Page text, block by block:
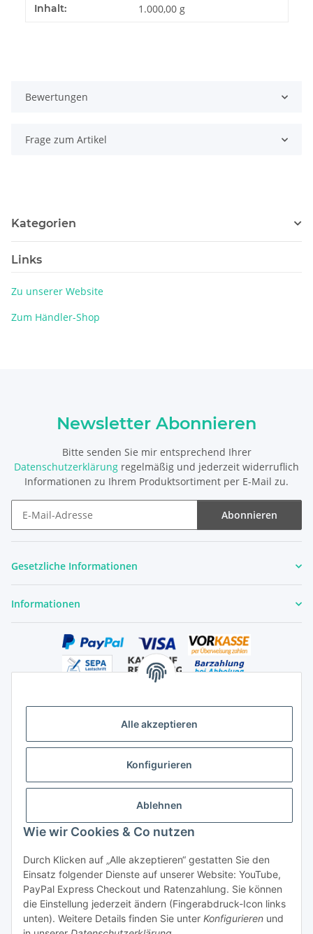
Alle akzeptieren
Konfigurieren
Ablehnen
Wie wir Cookies & Co nutzen
Durch Klicken auf „Alle akzeptieren“ gestatten Sie den
Einsatz folgender Dienste auf unserer Website: YouTube,
PayPal Express Checkout und Ratenzahlung. Sie können
die Einstellung jederzeit ändern (Fingerabdruck-Icon links
unten). Weitere Details finden Sie unter Konfigurieren und
Produkteigenschaft
Wert
Inhalt: 1.000,00 g
Bewertungen
Frage zum Artikel
Kategorien
Links
Zu unserer Website
Zum Händler-Shop
Newsletter Abonnieren
Bitte senden Sie mir entsprechend Ihrer
Datenschutzerklärung regelmäßig und jederzeit widerruflich
Informationen zu Ihrem Produktsortiment per E-Mail zu.
Abonnieren
Gesetzliche Informationen
Informationen
Vertrag widerrufen